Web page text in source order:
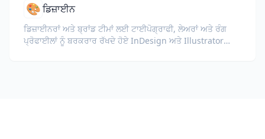
🎨ਡਿਜ਼ਾਈਨ
ਡਿਜ਼ਾਈਨਰਾਂ ਅਤੇ ਬ੍ਰਾਂਡ ਟੀਮਾਂ ਲਈ ਟਾਈਪੋਗ੍ਰਾਫੀ, ਲੇਅਰਾਂ ਅਤੇ ਰੰਗ
ਪ੍ਰੋਫਾਈਲਾਂ ਨੂੰ ਬਰਕਰਾਰ ਰੱਖਦੇ ਹੋਏ InDesign ਅਤੇ Illustrator